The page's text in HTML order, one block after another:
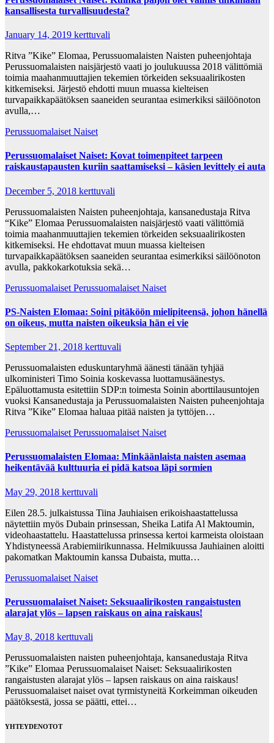
kansallisesta turvallisuudesta?
January 14, 2019 kerttuvali
Ritva ”Kike” Elomaa, Perussuomalaisten Naisten puheenjohtaja
Perussuomalaisten naisjärjestö vaati jo joulukuussa 2018 välittömiä
toimia maahanmuuttajien tekemien törkeiden seksuaalirikosten
kitkemiseksi. Järjestö ehdotti muun muassa kielteisen
turvapaikkapäätöksen saaneiden seurantaa esimerkiksi säilöönoton
avulla,…
Perussuomalaiset Naiset
Perussuomalaiset Naiset: Kovat toimenpiteet tarpeen
raiskaustapausten kuriin saattamiseksi – käsien levittely ei auta
December 5, 2018 kerttuvali
Perussuomalaisten Naisten puheenjohtaja, kansanedustaja Ritva
“Kike” Elomaa Perussuomalaisten naisjärjestö vaati välittömiä
toimia maahanmuuttajien tekemien törkeiden seksuaalirikosten
kitkemiseksi. He ehdottavat muun muassa kielteisen
turvapaikkapäätöksen saaneiden seurantaa esimerkiksi säilöönoton
avulla, pakkokarkotuksia sekä…
Perussuomalaiset Perussuomalaiset Naiset
PS-Naisten Elomaa: Soini pitäköön mielipiteensä, johon hänellä
on oikeus, mutta naisten oikeuksia hän ei vie
September 21, 2018 kerttuvali
Perussuomalaisten eduskuntaryhmä äänesti tänään tyhjää
ulkoministeri Timo Soinia koskevassa luottamusäänestys.
Epäluottamusta esitettiin SDP:n toimesta Soinin aborttilausuntojen
vuoksi Kansanedustaja ja Perussuomalaisten Naisten puheenjohtaja
Ritva ”Kike” Elomaa haluaa pitää naisten ja tyttöjen…
Perussuomalaiset Perussuomalaiset Naiset
Perussuomalaisten Elomaa: Minkäänlaista naisten asemaa
heikentävää kulttuuria ei pidä katsoa läpi sormien
May 29, 2018 kerttuvali
Eilen 28.5. julkaistussa Tiina Jauhiaisen erikoishaastattelussa
näytettiin myös Dubain prinsessan, Sheika Latifa Al Maktoumin,
videohaastattelu. Haastattelussa prinsessa kertoi karmeista oloistaan
Yhdistyneessä Arabiemiirikunnassa. Helmikuussa Jauhiainen aloitti
pakomatkan Maktoumin kanssa Dubaista, mutta…
Perussuomalaiset Naiset
Perussuomalaiset Naiset: Seksuaalirikosten rangaistusten
alarajat ylös – lapsen raiskaus on aina raiskaus!
May 8, 2018 kerttuvali
Perussuomalaisten naisten puheenjohtaja, kansanedustaja Ritva
”Kike” Elomaa Perussuomalaiset Naiset: Seksuaalirikosten
rangaistusten alarajat ylös – lapsen raiskaus on aina raiskaus!
Perussuomalaiset naiset ovat tyrmistyneitä Korkeimman oikeuden
päätöksestä, jossa se päätti, ettei…
YHTEYDENOTOT